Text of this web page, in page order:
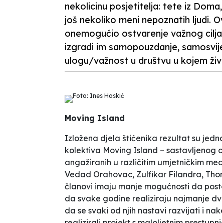
nekolicinu posjetitelja: tete iz
još nekoliko meni nepoznatih ljudi.
onemogućio ostvarenje važnog
izgradi im samopouzdanje,
ulogu/važnost u društvu u kojem
Foto: Ines Haskić
Moving Island
Izložena djela štićenika rezultat su
kolektiva Moving Island – sastavljenog
angažiranih u različitim umjetničkim
Vedad Orahovac, Zulfikar Filandra,
članovi imaju manje mogućnosti da
da svake godine realiziraju najmanje
da se svaki od njih nastavi razvijati i